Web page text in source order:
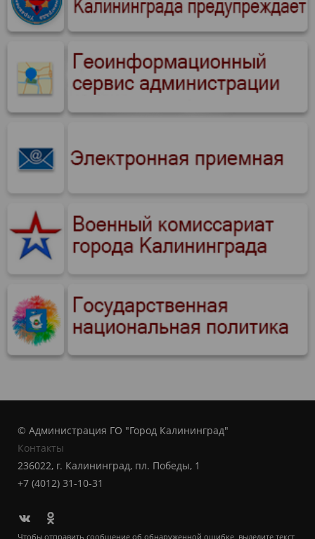
© Администрация ГО "Город Калининград"
Контакты
236022, г. Калининград, пл. Победы, 1
+7 (4012) 31-10-31
Чтобы отправить сообщение об обнаруженной ошибке, выделите текст